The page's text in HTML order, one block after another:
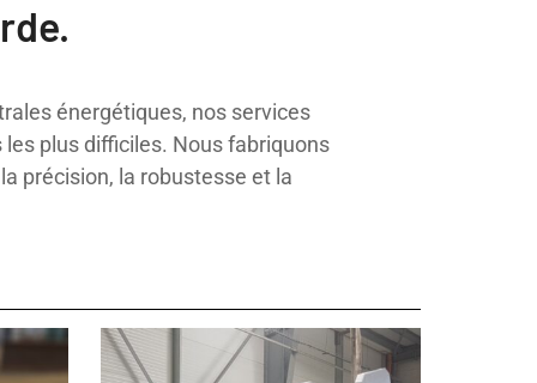
énergétiques, nos services
plus difficiles. Nous fabriquons
précision, la robustesse et la